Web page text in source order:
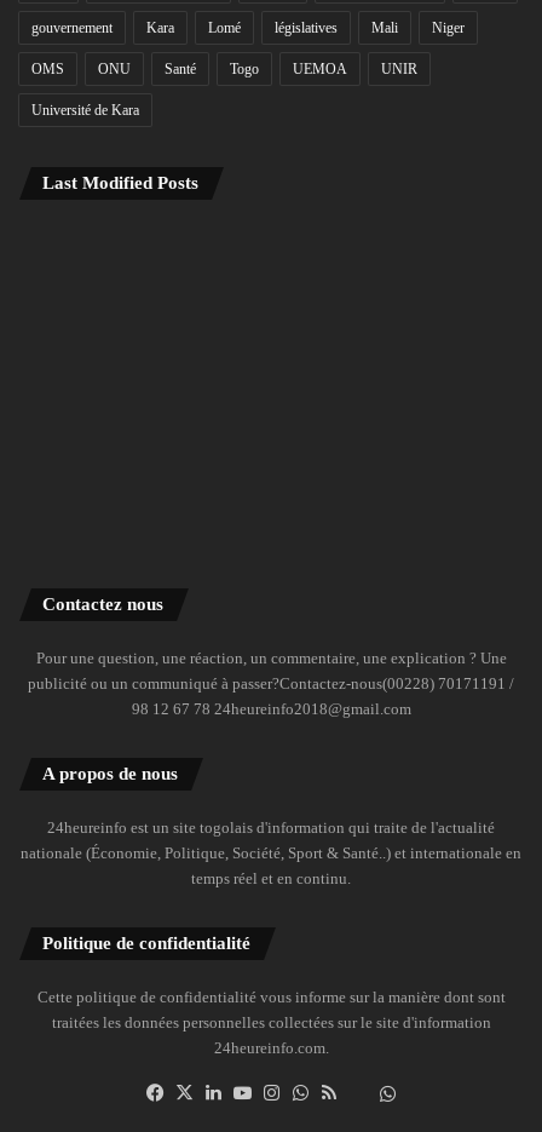
gouvernement Kara Lomé législatives Mali Niger
OMS ONU Santé Togo UEMOA UNIR
Université de Kara
Last Modified Posts
Contactez nous
Pour une question, une réaction, un commentaire, une explication ? Une
publicité ou un communiqué à passer?Contactez-nous(00228) 70171191 /
98 12 67 78 24heureinfo2018@gmail.com
A propos de nous
24heureinfo est un site togolais d'information qui traite de l'actualité
nationale (Économie, Politique, Société, Sport & Santé..) et internationale en
temps réel et en continu.
Politique de confidentialité
Cette politique de confidentialité vous informe sur la manière dont sont
traitées les données personnelles collectées sur le site d'information
24heureinfo.com.
Facebook
X LinkedinYouTubeInstagramWhatsAppDailymotion